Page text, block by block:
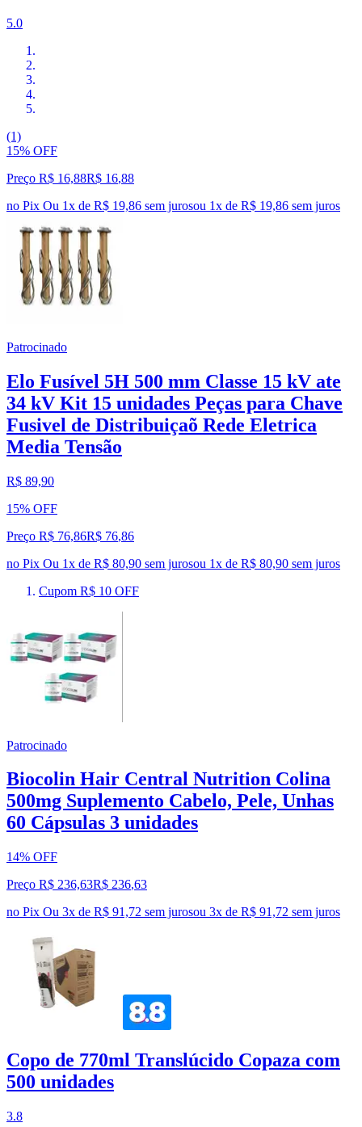
5.0
(1)
15% OFF
Preço R$ 16,88R$ 16,88
no Pix Ou 1x de R$ 19,86 sem jurosou 1x de R$ 19,86 sem juros
Patrocinado
Elo Fusível 5H 500 mm Classe 15 kV ate
34 kV Kit 15 unidades Peças para Chave
Fusivel de Distribuiçaõ Rede Eletrica
Media Tensão
R$ 89,90
15% OFF
Preço R$ 76,86R$ 76,86
no Pix Ou 1x de R$ 80,90 sem jurosou 1x de R$ 80,90 sem juros
Cupom R$ 10 OFF
Patrocinado
Biocolin Hair Central Nutrition Colina
500mg Suplemento Cabelo, Pele, Unhas
60 Cápsulas 3 unidades
14% OFF
Preço R$ 236,63R$ 236,63
no Pix Ou 3x de R$ 91,72 sem jurosou 3x de R$ 91,72 sem juros
Copo de 770ml Translúcido Copaza com
500 unidades
3.8